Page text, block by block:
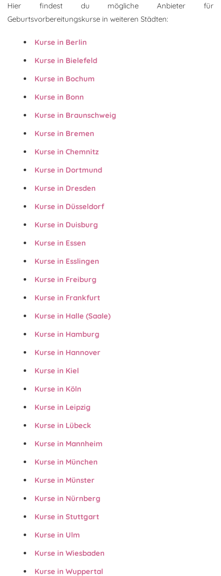
Hier findest du mögliche Anbieter für
Geburtsvorbereitungskurse in weiteren Städten:
Kurse in Berlin
Kurse in Bielefeld
Kurse in Bochum
Kurse in Bonn
Kurse in Braunschweig
Kurse in Bremen
Kurse in Chemnitz
Kurse in Dortmund
Kurse in Dresden
Kurse in Düsseldorf
Kurse in Duisburg
Kurse in Essen
Kurse in Esslingen
Kurse in Freiburg
Kurse in Frankfurt
Kurse in Halle (Saale)
Kurse in Hamburg
Kurse in Hannover
Kurse in Kiel
Kurse in Köln
Kurse in Leipzig
Kurse in Lübeck
Kurse in Mannheim
Kurse in München
Kurse in Münster
Kurse in Nürnberg
Kurse in Stuttgart
Kurse in Ulm
Kurse in Wiesbaden
Kurse in Wuppertal